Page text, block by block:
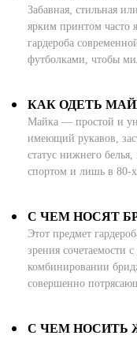
Забавная, стильная
ярким принтом часто
гардероба
футболками, чтобы
КАК ОДЕТЬ
Майка — простой и
имеющий рукавов,
статус нижнего белья,
спортом и лишь в 80-
С ЧЕМ НОСЯТ
Этот предмет
зрения сочетаемости
комбинировании
совершенно
С ЧЕМ НОСИТЬ